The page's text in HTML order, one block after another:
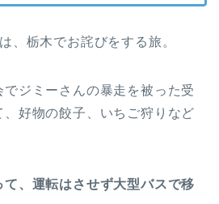
、栃木でお詫びをする旅。
ジミーさんの暴走を被った受
好物の餃子、いちご狩りなど
、運転はさせず大型バスで移